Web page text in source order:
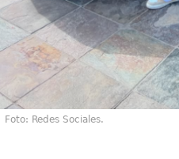
Foto: Redes Sociales.